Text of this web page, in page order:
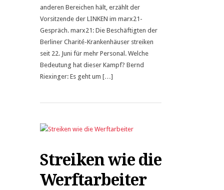
anderen Bereichen hält, erzählt der
Vorsitzende der LINKEN im marx21-
Gespräch. marx21: Die Beschäftigten der
Berliner Charité-Krankenhäuser streiken
seit 22. Juni für mehr Personal. Welche
Bedeutung hat dieser Kampf? Bernd
Riexinger: Es geht um […]
Streiken wie die
Werftarbeiter